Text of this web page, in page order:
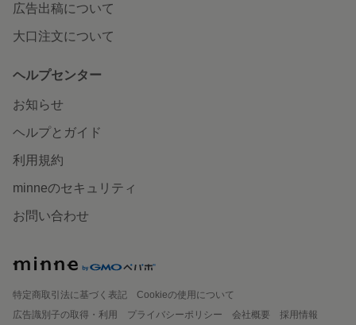
広告出稿について
大口注文について
ヘルプセンター
お知らせ
ヘルプとガイド
利用規約
minneのセキュリティ
お問い合わせ
特定商取引法に基づく表記
Cookieの使用について
広告識別子の取得・利用
プライバシーポリシー 会社概要
採用情報